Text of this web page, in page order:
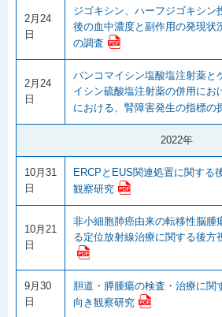
2月24
日
ジゴキシン、ハーフジゴキシン
後の血中濃度と副作用の発現状
の調査
2月24
日
バンコマイシン塩酸塩注射薬と
イシン硫酸塩注射薬の併用にお
における、腎障害発生の指標の
2022年
10月31
日
ERCPとEUS関連処置に関する
観察研究
10月21
日
非小細胞肺癌由来の転移性脳腫
る定位放射線治療に関する後方
9月30
日
胆道・膵腫瘍の検査・治療に関
向き観察研究